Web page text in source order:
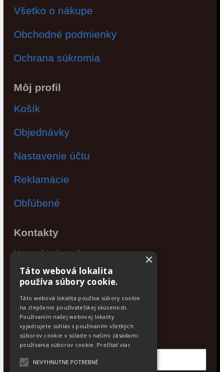
Všetko o nákupe
Obchodné podmienky
Ochrana súkromia
Môj profil
Košík
Objednávky
Nastavenie účtu
Reklamácie
Obľúbené
Kontakty
Kontaktujte nás
Po - Pia: 9:00 - 17:00
Newsletter
Odoberajte aktuálne novinky
×
Táto webová lokalita
používa súbory cookie.
Táto webová lokalita používa súbory cookie
na zlepšenie používateľskej skúsenosti.
Používaním našej webovej lokality
vyjadrujete súhlas s používaním všetkých
súborov cookie v súlade s našimi zásadami
používania súborov cookie. Prečítať viac
NEVYHNUTNE POTREBNÉ